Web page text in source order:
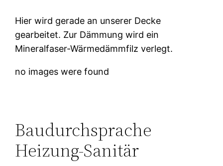
Hier wird gerade an unserer Decke
gearbeitet. Zur Dämmung wird ein
Mineralfaser-Wärmedämmfilz verlegt.
no images were found
Baudurchsprache
Heizung-Sanitär